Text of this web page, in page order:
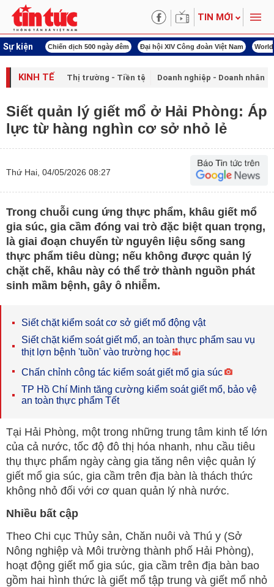
TIN MỚI
Sự kiện
ngày đêm Đại hội XIV Công đoàn Việt Nam World Cup 2026 Kỳ họp thứ
KINH TẾ Thị trường - Tiền tệ Doanh nghiệp - Doanh nhân
Siết quản lý giết mổ ở Hải Phòng: Áp
lực từ hàng nghìn cơ sở nhỏ lẻ
Thứ Hai, 04/05/2026 08:27
Trong chuỗi cung ứng thực phẩm, khâu giết mổ
gia súc, gia cầm đóng vai trò đặc biệt quan trọng,
là giai đoạn chuyển từ nguyên liệu sống sang
thực phẩm tiêu dùng; nếu không được quản lý
chặt chẽ, khâu này có thể trở thành nguồn phát
sinh mầm bệnh, gây ô nhiễm.
Siết chặt kiểm soát cơ sở giết mổ động vật
Siết chặt kiểm soát giết mổ, an toàn thực phẩm sau vụ
thịt lợn bệnh 'tuồn' vào trường học
Chấn chỉnh công tác kiểm soát giết mổ gia súc
TP Hồ Chí Minh tăng cường kiểm soát giết mổ, bảo vệ
an toàn thực phẩm Tết
Tại Hải Phòng, một trong những trung tâm kinh tế lớn
của cả nước, tốc độ đô thị hóa nhanh, nhu cầu tiêu
thụ thực phẩm ngày càng gia tăng nên việc quản lý
giết mổ gia súc, gia cầm trên địa bàn là thách thức
không nhỏ đối với cơ quan quản lý nhà nước.
Nhiều bất cập
Theo Chi cục Thủy sản, Chăn nuôi và Thú y (Sở
Nông nghiệp và Môi trường thành phố Hải Phòng),
hoạt động giết mổ gia súc, gia cầm trên địa bàn bao
gồm hai hình thức là giết mổ tập trung và giết mổ nhỏ